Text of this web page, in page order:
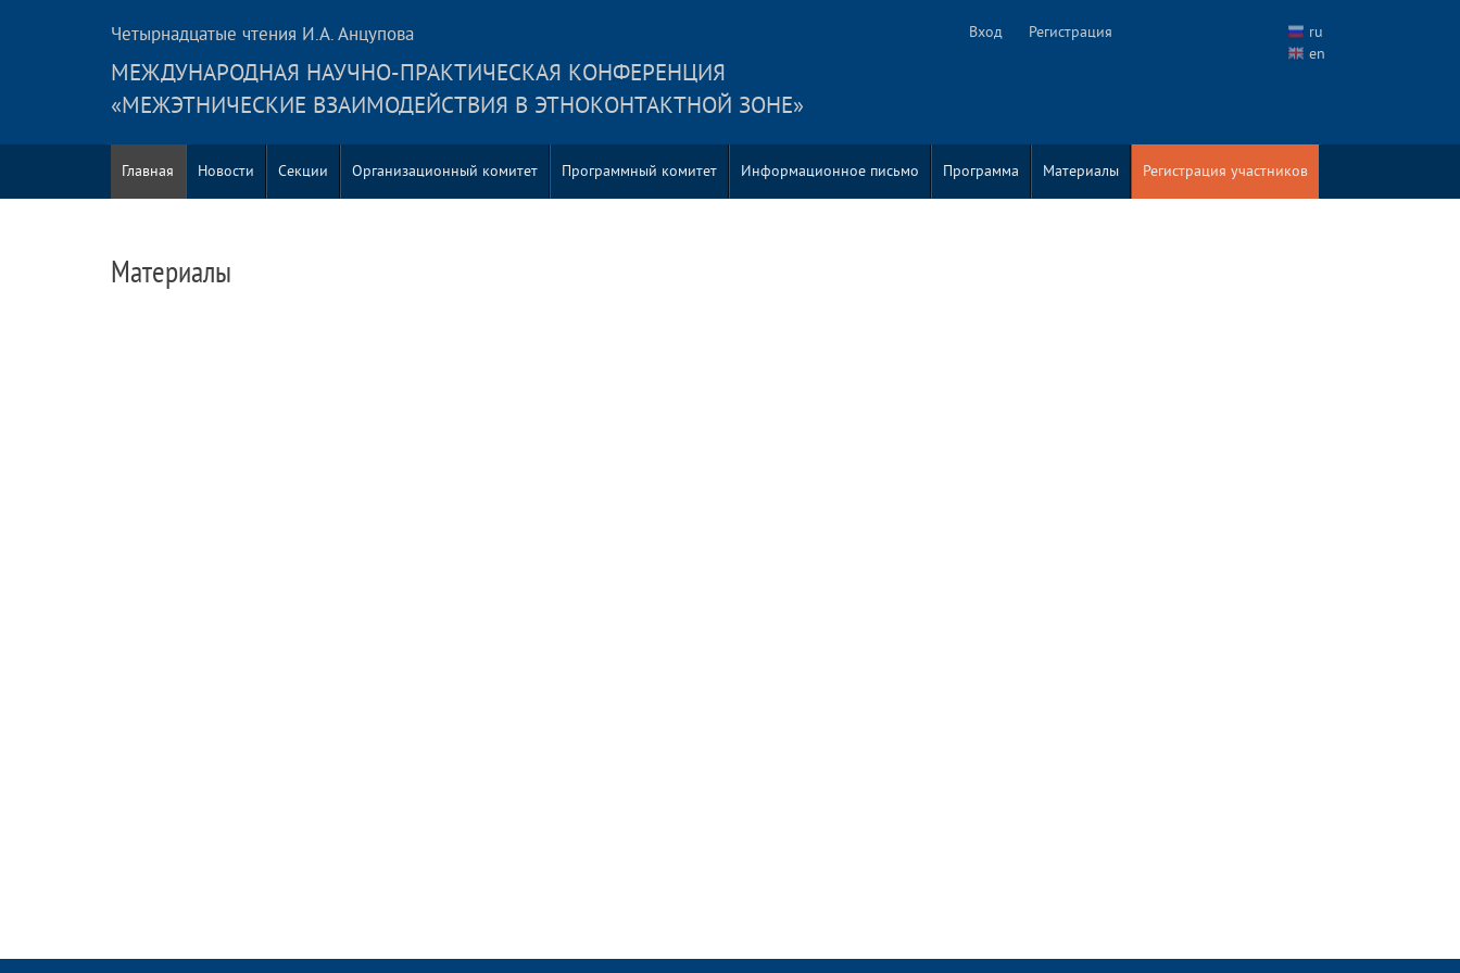
Четырнадцатые чтения И.А. Анцупова
MЕЖДУНАРОДНАЯ НАУЧНО-ПРАКТИЧЕСКАЯ КОНФЕРЕНЦИЯ
«МЕЖЭТНИЧЕСКИЕ ВЗАИМОДЕЙСТВИЯ В ЭТНОКОНТАКТНОЙ ЗОНЕ»
Вход Регистрация
ru
en
Главная Новости Секции Организационный комитет Программный комитет Информационное письмо Программа Материалы Регистрация участников
Материалы